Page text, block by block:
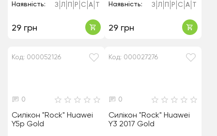
Наявність: З Л Р С А
29 грн
Наявність: З Л Р С А
29 грн
Код: 000052126
0
Силікон "Rock" Huawei
Y5p Gold
Код: 000027276
0
Силікон "Rock" Huawei
Y3 2017 Gold